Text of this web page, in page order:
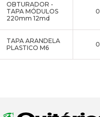
OBTURADOR -
TAPA MÓDULOS
220mm 12md
0
TAPA ARANDELA
PLASTICO M6
0